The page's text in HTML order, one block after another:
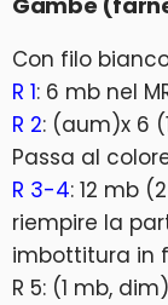
Con filo
R 1: 6 mb nel
R 2: (aum)x 6
Passa al
R 3-4: 12 mb
riempire la
imbottitura in
R 5: (1 mb,